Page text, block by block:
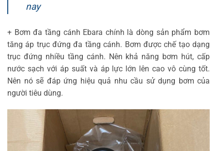
nay
+ Bơm đa tầng cánh Ebara chính là dòng sản phẩm bơm
tăng áp trục đứng đa tầng cánh. Bơm được chế tạo dạng
trục đứng nhiều tầng cánh. Nên khả năng bơm hút, cấp
nước sạch với áp suất và áp lực lớn lên cao vô cùng tốt.
Nên nó sẽ đáp ứng hiệu quả nhu cầu sử dụng bơm của
người tiêu dùng.